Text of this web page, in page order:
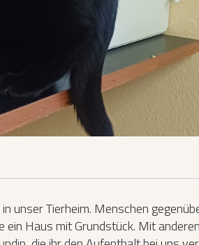
Testament
Katzen vorlesen
unser Tierheim. Menschen
Haus mit Grundstück. Mit